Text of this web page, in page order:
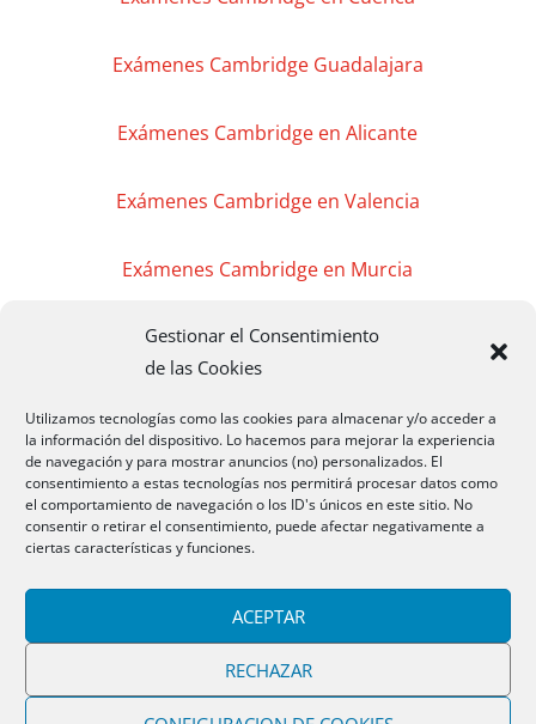
Gestionar el Consentimiento
de las Cookies
Utilizamos tecnologías como las cookies para almacenar y/o acceder a
la información del dispositivo. Lo hacemos para mejorar la experiencia
de navegación y para mostrar anuncios (no) personalizados. El
consentimiento a estas tecnologías nos permitirá procesar datos como
el comportamiento de navegación o los ID's únicos en este sitio. No
consentir o retirar el consentimiento, puede afectar negativamente a
ciertas características y funciones.
ACEPTAR
RECHAZAR
Exámenes Cambridge Guadalajara
Exámenes Cambridge en Alicante
Exámenes Cambridge en Valencia
Exámenes Cambridge en Murcia
Exámenes Cambridge en Madrid
Exámenes Cambridge Cáceres
Exámenes Cambridge Mérida
CAMBRIDGEMB 2020 Todos los Derechos
Reservados